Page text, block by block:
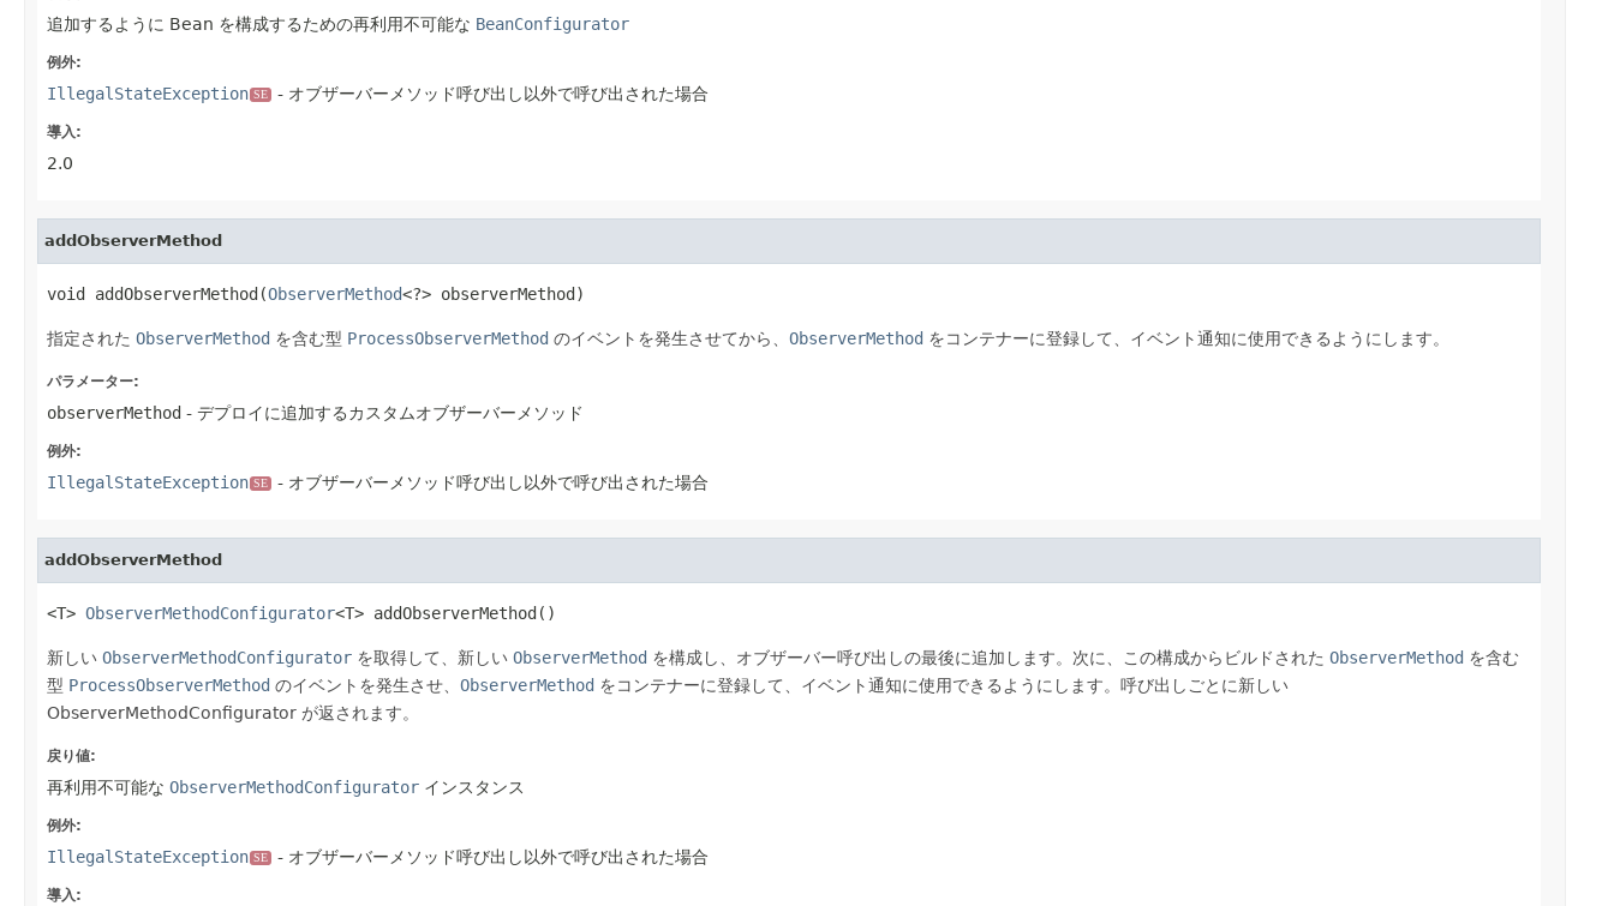
追加するように Bean を構成するための再利用不可能な BeanConfigurator
例外:
IllegalStateException SE - オブザーバーメソッド呼び出し以外で呼び出された場合
導入:
2.0
addObserverMethod
void addObserverMethod(ObserverMethod<?> observerMethod)
指定された ObserverMethod を含む型 ProcessObserverMethod のイベントを発生させてから、 ObserverMethod をコンテナーに登録して、イベント通知に使用できるようにします。
パラメーター:
observerMethod - デプロイに追加するカスタムオブザーバーメソッド
例外:
IllegalStateException SE - オブザーバーメソッド呼び出し以外で呼び出された場合
addObserverMethod
<T> ObserverMethodConfigurator<T> addObserverMethod()
新しい ObserverMethodConfigurator を取得して、新しい ObserverMethod を構成し、オブザーバー呼び出しの最後に追加します。次に、この構成からビルドされた ObserverMethod を含む
型 ProcessObserverMethod のイベントを発生させ、 ObserverMethod をコンテナーに登録して、イベント通知に使用できるようにします。呼び出しごとに新しい
ObserverMethodConfigurator が返されます。
戻り値:
再利用不可能な ObserverMethodConfigurator インスタンス
例外:
IllegalStateException SE - オブザーバーメソッド呼び出し以外で呼び出された場合
導入: